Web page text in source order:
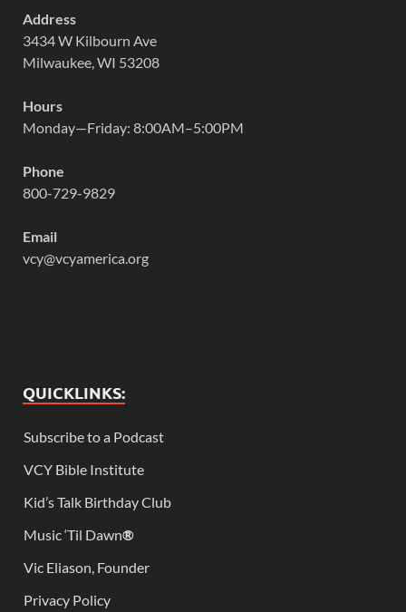
Address
3434 W Kilbourn Ave
Milwaukee, WI 53208
Hours
Monday—Friday: 8:00AM–5:00PM
Phone
800-729-9829
Email
vcy@vcyamerica.org
QUICKLINKS:
Subscribe to a Podcast
VCY Bible Institute
Kid’s Talk Birthday Club
Music ‘Til Dawn®
Vic Eliason, Founder
Privacy Policy